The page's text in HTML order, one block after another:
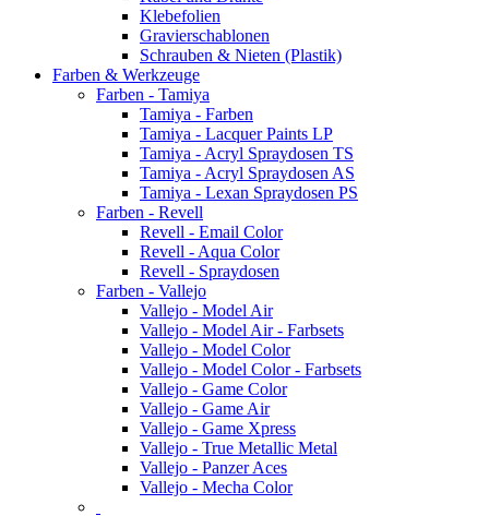
Klebefolien
Gravierschablonen
Schrauben & Nieten (Plastik)
Farben & Werkzeuge
Farben - Tamiya
Tamiya - Farben
Tamiya - Lacquer Paints LP
Tamiya - Acryl Spraydosen TS
Tamiya - Acryl Spraydosen AS
Tamiya - Lexan Spraydosen PS
Farben - Revell
Revell - Email Color
Revell - Aqua Color
Revell - Spraydosen
Farben - Vallejo
Vallejo - Model Air
Vallejo - Model Air - Farbsets
Vallejo - Model Color
Vallejo - Model Color - Farbsets
Vallejo - Game Color
Vallejo - Game Air
Vallejo - Game Xpress
Vallejo - True Metallic Metal
Vallejo - Panzer Aces
Vallejo - Mecha Color